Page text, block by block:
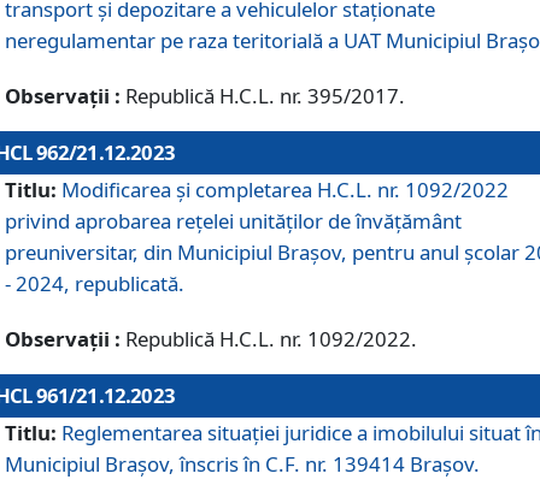
transport şi depozitare a vehiculelor staționate
neregulamentar pe raza teritorială a UAT Municipiul
Observații : Republică H.C.L. nr. 395/2017.
962/21.12.2023
Titlu: Modificarea și completarea H.C.L. nr. 1092/2022
privind aprobarea rețelei unităților de învăţământ
preuniversitar, din Municipiul Braşov, pentru anul școlar
- 2024, republicată.
Observații : Republică H.C.L. nr. 1092/2022.
961/21.12.2023
Titlu: Reglementarea situației juridice a imobilului situat
Municipiul Brașov, înscris în C.F. nr. 139414 Brașov.